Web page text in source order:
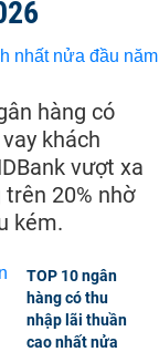
hàng có
khách
vượt xa
20% nhờ
kém.
TOP 10 ngân
hàng có thu
nhập lãi thuần
cao nhất nửa